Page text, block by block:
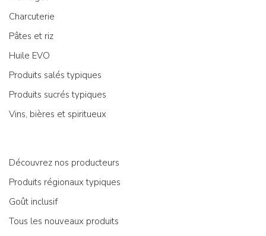
Charcuterie
Pâtes et riz
Huile EVO
Produits salés typiques
Produits sucrés typiques
Vins, bières et spiritueux
Découvrez nos producteurs
Produits régionaux typiques
Goût inclusif
Tous les nouveaux produits